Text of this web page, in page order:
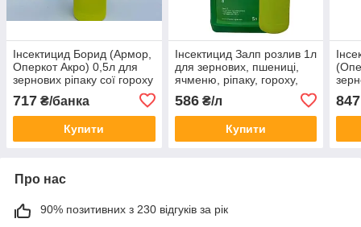
Інсектицид Борид (Армор,
Оперкот Акро) 0,5л для
зернових ріпаку сої гороху
кукурудзи від клопів трипс
попелиці
717 ₴/банка
Купити
Інсектицид Залп розлив 1л
для зернових, пшениці,
ячменю, ріпаку, гороху,
плодових дерев
586₴/л
Купити
847
Про нас
90% позитивних з 230 відгуків за рік